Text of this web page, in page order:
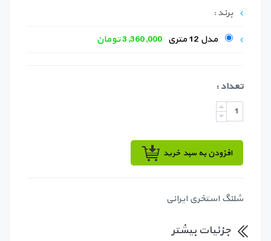
برند :
مدل 12 متری
3,360,000 تومان
تعداد :
افزودن به سبد خرید
شلنگ استخری ایرانی
جزئیات بیشتر